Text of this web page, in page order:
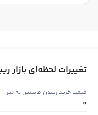
تغییرات لحظه‌ای بازار
قیمت خرید ریبون فایننس به تتر
0